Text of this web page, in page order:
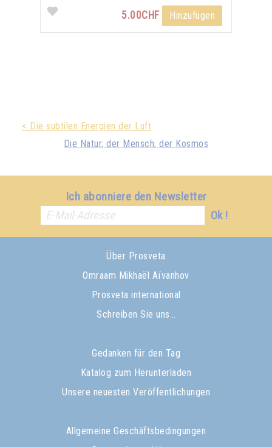
5.00CHF Hinzufügen
< Die subtilen Energien der Luft
Die Natur, der Mensch, der Kosmos
Ich abonniere den Newsletter
Ok !
Über Prosveta
Omraam Mikhaël Aïvanhov
Prosveta international
Schreiben Sie uns…
Gedanken für den Tag
Katalog zum Herunterladen
Unsere neuesten Veröffentlichungen
Allgemeine Geschäftsbedingungen